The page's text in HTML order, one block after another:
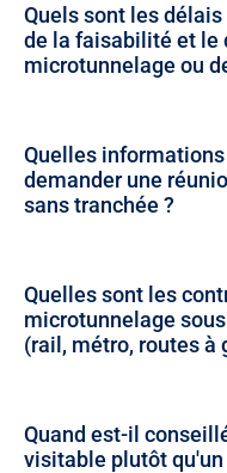
Quels sont les
de la faisabilité et le
microtunnelage ou
Quelles
demander une
sans tranchée ?
Quelles sont les
microtunnelage
(rail, métro, routes à
Quand est-il
visitable plutôt